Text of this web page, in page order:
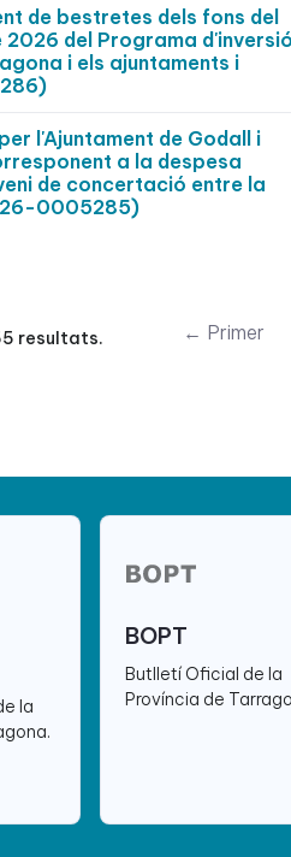
de bestretes dels fons del
del Programa
i els ajuntaments i
l'Ajuntament de Godall i
a la despesa
de concertació entre la
0005285)
resultats. ← Primer
la
BOPT
Butlletí Oficial de la
Província de